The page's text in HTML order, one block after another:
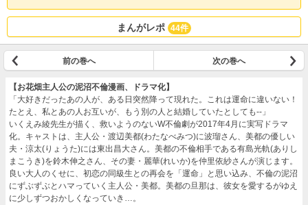
まんがレポ 44件
前の巻へ 次の巻へ
【お花畑主人公の泥沼不倫漫画、ドラマ化】
「大好きだったあの人が、ある日突然降って現れた。これは運命に違いない！
たとえ、私とあの人お互いが、もう別の人と結婚していたとしても--」
いくえみ綾先生が描く、救いようのないW不倫劇が2017年4月に実写ドラマ
化。キャストは、主人公・渡辺美都(わたなべみつ)に波瑠さん、美都の優しい
夫・涼太(りょうた)には東出昌大さん。美都の不倫相手である有島光軌(ありし
まこうき)を鈴木伸之さん、その妻・麗華(れいか)を仲里依紗さんが演じます。
良い大人のくせに、初恋の同級生との再会を「運命」と思い込み、不倫の泥沼
にずぶずぶとハマっていく主人公・美都。美都の旦那は、彼女を愛するがゆえ
に少しずつおかしくなっていき…。